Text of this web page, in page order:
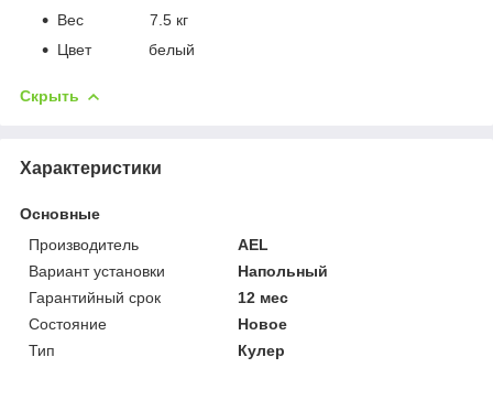
Вес 7.5 кг
Цвет белый
Скрыть
Характеристики
Основные
Производитель
AEL
Вариант установки
Напольный
Гарантийный срок
12 мес
Состояние
Новое
Тип
Кулер